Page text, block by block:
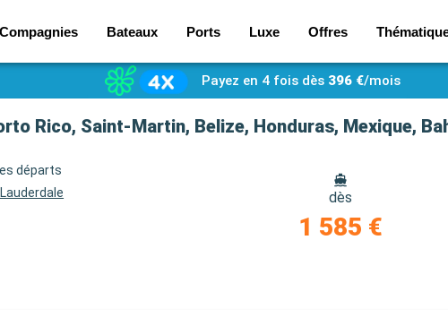
Compagnies Bateaux Ports Luxe Offres
Payez en 4 fois dès 396 €/mois
Rico, Saint-Martin, Belize, Honduras, Mexique,
départs
dès
1 585 €